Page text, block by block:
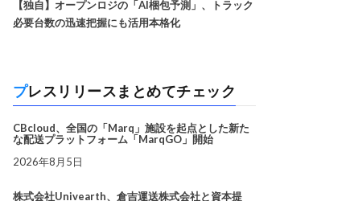
【独自】オープンロジの「AI梱包予測」、トラック
必要台数の迅速把握にも活用本格化
プレスリリースまとめてチェック
CBcloud、全国の「Marq」施設を起点とした新た
な配送プラットフォーム「MarqGO」開始
2026年8月5日
株式会社Univearth、倉吉運送株式会社と資本提